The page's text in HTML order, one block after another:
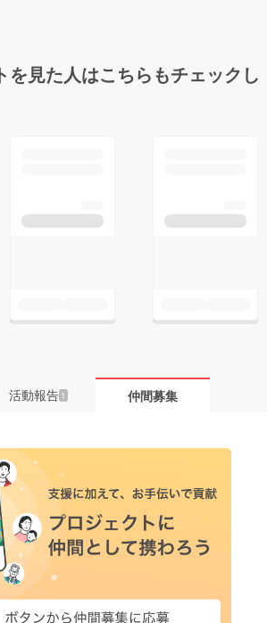
を見た人はこちらもチェックし
活動報告 1 仲間募集